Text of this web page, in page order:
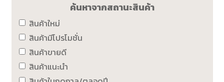
ค้นหาจากสถานะสินค้า
สินค้าใหม่
สินค้ามีโปรโมชั่น
สินค้าขายดี
สินค้าแนะนำ